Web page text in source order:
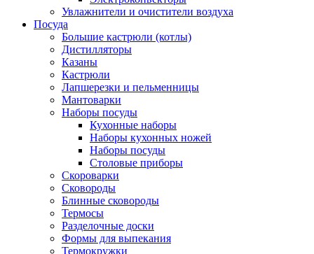
Увлажнители и очистители воздуха
Посуда
Большие кастрюли (котлы)
Дистилляторы
Казаны
Кастрюли
Лапшерезки и пельменницы
Мантоварки
Наборы посуды
Кухонные наборы
Наборы кухонных ножей
Наборы посуды
Столовые приборы
Скороварки
Сковороды
Блинные сковороды
Термосы
Разделочные доски
Формы для выпекания
Термокружки